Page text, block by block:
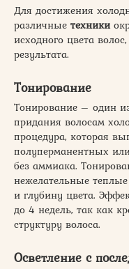
Для достижения
различные техники
исходного цвета
результата.
Тонирование
Тонирование – один
придания волосам
процедура, которая
полуперманентных
без аммиака.
нежелательные
и глубину цвета.
до 4 недель, так как
структуру волоса.
Осветление с